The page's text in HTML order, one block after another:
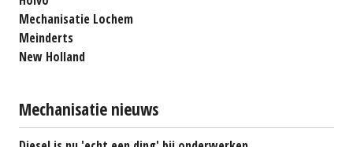
Mechanisatie Lochem
Meinderts
New Holland
Mechanisatie nieuws